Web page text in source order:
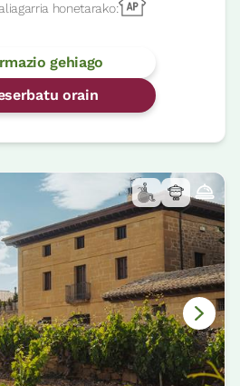
honetarako:
gehiago
orain